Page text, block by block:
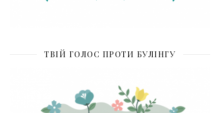
ТВІЙ ГОЛОС ПРОТИ БУЛІНГУ